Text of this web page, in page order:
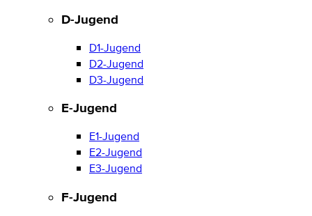
D-Jugend
D1-Jugend
D2-Jugend
D3-Jugend
E-Jugend
E1-Jugend
E2-Jugend
E3-Jugend
F-Jugend